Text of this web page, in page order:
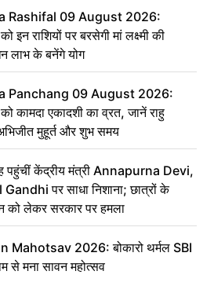
Rashifal 09 August 2026:
को इन राशियों पर बरसेगी मां लक्ष्मी की
लाभ के बनेंगे योग
Panchang 09 August 2026:
को कामदा एकादशी का व्रत, जानें राहु
मुहूर्त और शुभ समय
पहुंचीं केंद्रीय मंत्री Annapurna Devi,
पर साधा निशाना; छात्रों के
को लेकर सरकार पर हमला
Mahotsav 2026: बोकारो थर्मल SBI
से मना सावन महोत्सव